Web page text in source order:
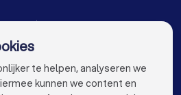
in De Bilt
in Amsterdam
in Rotterdam
voor jou
te helpen, analyseren we
kunnen we content en